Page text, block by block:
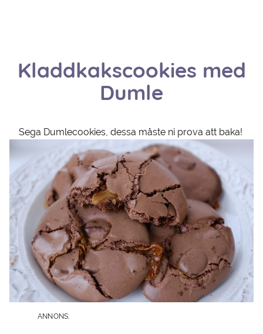
Kladdkakscookies med
Dumle
Sega Dumlecookies, dessa måste ni prova att baka!